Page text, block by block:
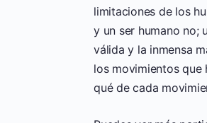
limitaciones de los
y un ser humano no;
válida y la inmensa
los movimientos que
qué de cada